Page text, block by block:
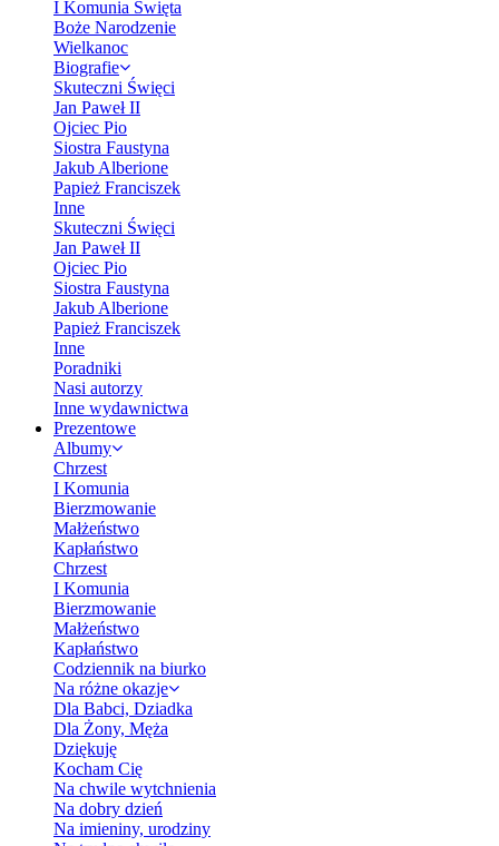
I Komunia Święta
Boże Narodzenie
Wielkanoc
Biografie
Skuteczni Święci
Jan Paweł II
Ojciec Pio
Siostra Faustyna
Jakub Alberione
Papież Franciszek
Inne
Skuteczni Święci
Jan Paweł II
Ojciec Pio
Siostra Faustyna
Jakub Alberione
Papież Franciszek
Inne
Poradniki
Nasi autorzy
Inne wydawnictwa
Prezentowe
Albumy
Chrzest
I Komunia
Bierzmowanie
Małżeństwo
Kapłaństwo
Chrzest
I Komunia
Bierzmowanie
Małżeństwo
Kapłaństwo
Codziennik na biurko
Na różne okazje
Dla Babci, Dziadka
Dla Żony, Męża
Dziękuję
Kocham Cię
Na chwile wytchnienia
Na dobry dzień
Na imieniny, urodziny